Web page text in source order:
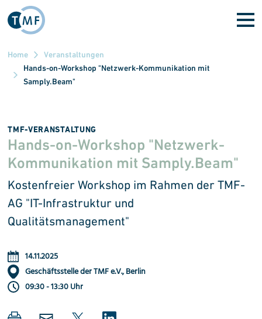
Direkt zum Inhalt
Home
Veranstaltungen
Hands-on-Workshop "Netzwerk-Kommunikation mit
Samply.Beam"
TMF-VERANSTALTUNG
Hands-on-Workshop "Netzwerk-
Kommunikation mit Samply.Beam"
Kostenfreier Workshop im Rahmen derTMF-
AG "IT-Infrastruktur und
Qualitätsmanagement"
14.11.2025
Geschäftsstelle der TMF e.V., Berlin
09:30 - 13:30 Uhr